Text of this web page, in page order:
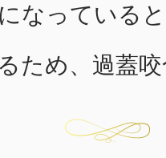
なっている
ため、過蓋